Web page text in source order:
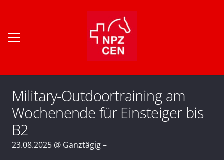
Military-Outdoortraining am
Wochenende für Einsteiger bis
B2
23.08.2025 @ Ganztägig –